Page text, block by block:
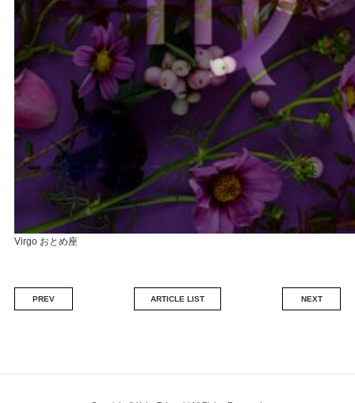
Virgo おとめ座
PREV ARTICLE LIST NEXT